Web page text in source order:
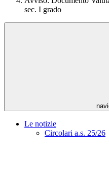
sec. I grado
Le notizie
Circolari a.s. 25/26